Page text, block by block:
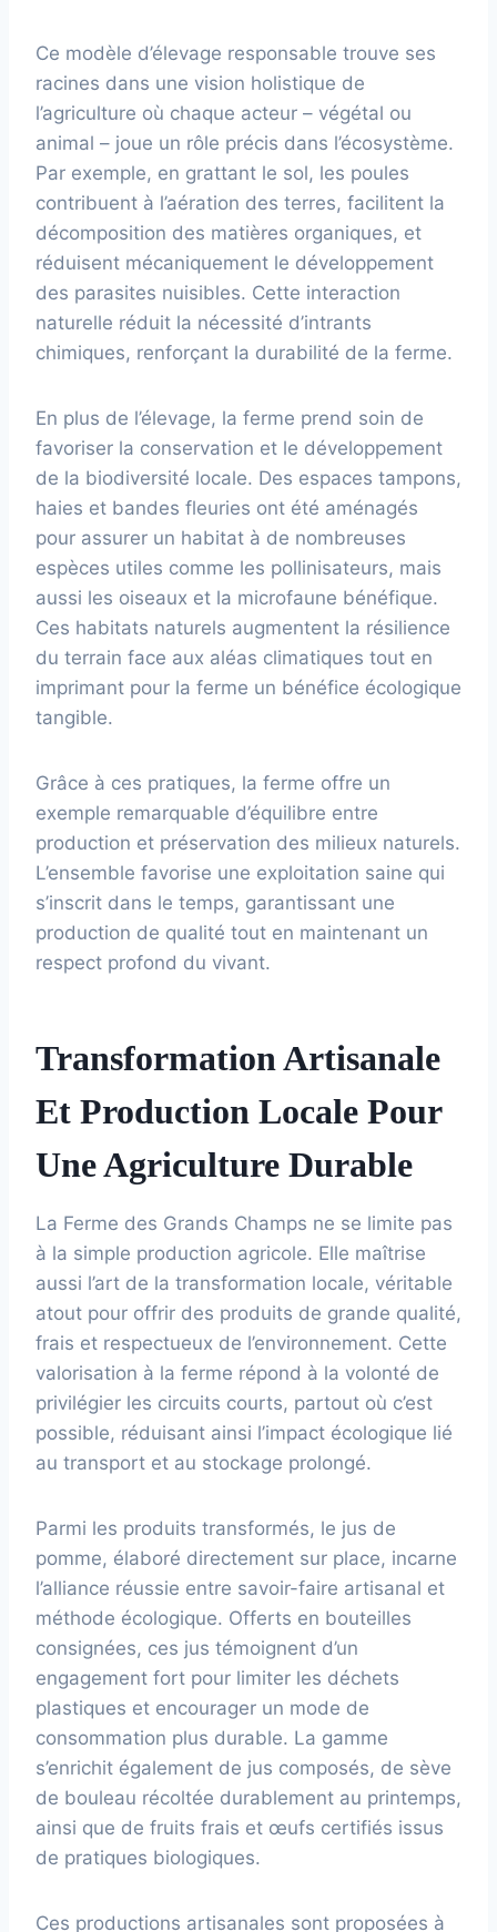
Ce modèle d’élevage responsable trouve ses
racines dans une vision holistique de
l’agriculture où chaque acteur – végétal ou
animal – joue un rôle précis dans l’écosystème.
Par exemple, en grattant le sol, les poules
contribuent à l’aération des terres, facilitent la
décomposition des matières organiques, et
réduisent mécaniquement le développement
des parasites nuisibles. Cette interaction
naturelle réduit la nécessité d’intrants
chimiques, renforçant la durabilité de la ferme.
En plus de l’élevage, la ferme prend soin de
favoriser la conservation et le développement
de la biodiversité locale. Des espaces tampons,
haies et bandes fleuries ont été aménagés
pour assurer un habitat à de nombreuses
espèces utiles comme les pollinisateurs, mais
aussi les oiseaux et la microfaune bénéfique.
Ces habitats naturels augmentent la résilience
du terrain face aux aléas climatiques tout en
imprimant pour la ferme un bénéfice écologique
tangible.
Grâce à ces pratiques, la ferme offre un
exemple remarquable d’équilibre entre
production et préservation des milieux naturels.
L’ensemble favorise une exploitation saine qui
s’inscrit dans le temps, garantissant une
production de qualité tout en maintenant un
respect profond du vivant.
Transformation Artisanale
Et Production Locale Pour
Une Agriculture Durable
La Ferme des Grands Champs ne se limite pas
à la simple production agricole. Elle maîtrise
aussi l’art de la transformation locale, véritable
atout pour offrir des produits de grande qualité,
frais et respectueux de l’environnement. Cette
valorisation à la ferme répond à la volonté de
privilégier les circuits courts, partout où c’est
possible, réduisant ainsi l’impact écologique lié
au transport et au stockage prolongé.
Parmi les produits transformés, le jus de
pomme, élaboré directement sur place, incarne
l’alliance réussie entre savoir-faire artisanal et
méthode écologique. Offerts en bouteilles
consignées, ces jus témoignent d’un
engagement fort pour limiter les déchets
plastiques et encourager un mode de
consommation plus durable. La gamme
s’enrichit également de jus composés, de sève
de bouleau récoltée durablement au printemps,
ainsi que de fruits frais et œufs certifiés issus
de pratiques biologiques.
Ces productions artisanales sont proposées à